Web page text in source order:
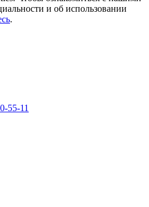
и об использовании
.
55-11